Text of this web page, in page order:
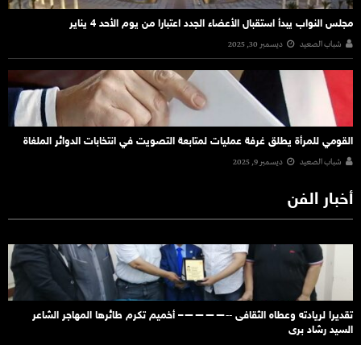
مجلس النواب يبدأ استقبال الأعضاء الجدد اعتبارا من يوم الأحد 4 يناير
شباب الصعيد ديسمبر 30, 2025
القومي للمرأة يطلق غرفة عمليات لمتابعة التصويت في انتخابات الدوائر الملغاة
شباب الصعيد ديسمبر 9, 2025
أخبار الفن
تقديرا لريادته وعطاه الثقافى ‐‐————– أخميم تكرم طائرها المهاجر الشاعر
السيد رشاد برى